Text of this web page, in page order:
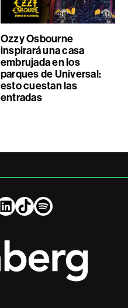
Ozzy Osbourne
inspirará una casa
embrujada en los
parques de Universal:
esto cuestan las
entradas